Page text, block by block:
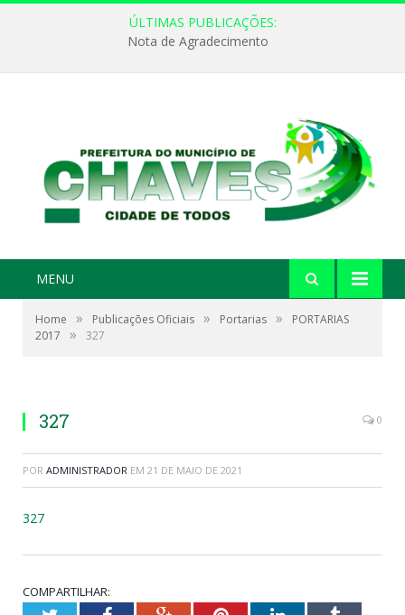
ÚLTIMAS PUBLICAÇÕES:
Nota de Agradecimento
MENU
Home » Publicações Oficiais » Portarias »
PORTARIAS
2017
» 327
327 0
POR ADMINISTRADOR EM 21 DE MAIO DE 2021
327
COMPARTILHAR: